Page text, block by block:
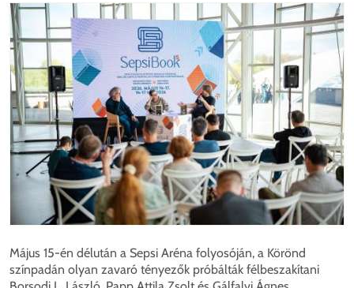
Május 15-én délután a Sepsi Aréna folyosóján, a Körönd
színpadán olyan zavaró tényezők próbálták félbeszakítani